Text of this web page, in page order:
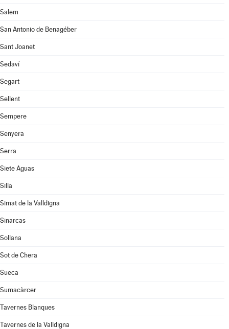
Salem
San Antonio de Benagéber
Sant Joanet
Sedaví
Segart
Sellent
Sempere
Senyera
Serra
Siete Aguas
Silla
Simat de la Valldigna
Sinarcas
Sollana
Sot de Chera
Sueca
Sumacàrcer
Tavernes Blanques
Tavernes de la Valldigna